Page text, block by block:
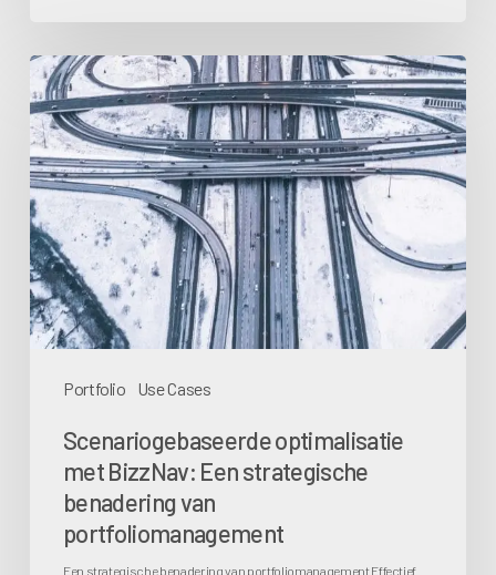
Portfolio Use Cases
Scenariogebaseerde
optimalisatie
met
BizzNav:
Een
strategische
benadering
van
portfoliomanagement
Scenariogebaseerde optimalisatie
met BizzNav: Een strategische
benadering van
portfoliomanagement
Een strategische benadering van portfoliomanagement Effectief